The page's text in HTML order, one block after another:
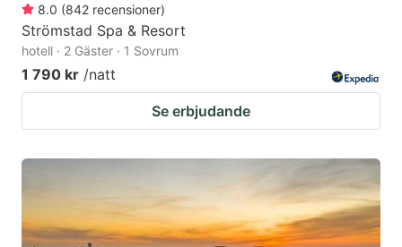
8.0 (842 recensioner)
Strömstad Spa & Resort
hotell · 2 Gäster · 1 Sovrum
1 790 kr /natt
Se erbjudande